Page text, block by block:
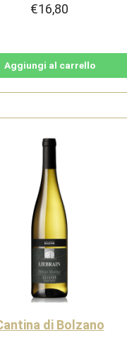
€16,80
Aggiungi al carrello
di Bolzano